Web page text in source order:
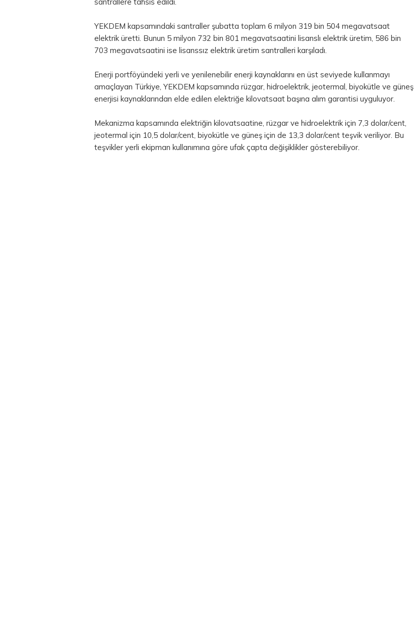
YEKDEM kapsamındaki santraller şubatta toplam 6 milyon 319 bin 504 megavatsaat
elektrik üretti. Bunun 5 milyon 732 bin 801 megavatsaatini lisanslı elektrik üretim, 586 bin
703 megavatsaatini ise lisanssız elektrik üretim santralleri karşıladı.
Enerji portföyündeki yerli ve yenilenebilir enerji kaynaklarını en üst seviyede kullanmayı
amaçlayan Türkiye, YEKDEM kapsamında rüzgar, hidroelektrik, jeotermal, biyokütle ve güneş
enerjisi kaynaklarından elde edilen elektriğe kilovatsaat başına alım garantisi uyguluyor.
Mekanizma kapsamında elektriğin kilovatsaatine, rüzgar ve hidroelektrik için 7,3 dolar/cent,
jeotermal için 10,5 dolar/cent, biyokütle ve güneş için de 13,3 dolar/cent teşvik veriliyor. Bu
teşvikler yerli ekipman kullanımına göre ufak çapta değişiklikler gösterebiliyor.